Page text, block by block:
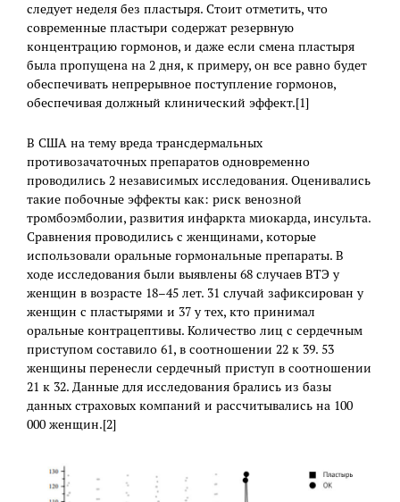
следует неделя без пластыря. Стоит отметить, что
современные пластыри содержат резервную
концентрацию гормонов, и даже если смена пластыря
была пропущена на 2 дня, к примеру, он все равно будет
обеспечивать непрерывное поступление гормонов,
обеспечивая должный клинический эффект.[1]
В США на тему вреда трансдермальных
противозачаточных препаратов одновременно
проводились 2 независимых исследования. Оценивались
такие побочные эффекты как: риск венозной
тромбоэмболии, развития инфаркта миокарда, инсульта.
Сравнения проводились с женщинами, которые
использовали оральные гормональные препараты. В
ходе исследования были выявлены 68 случаев ВТЭ у
женщин в возрасте 18–45 лет. 31 случай зафиксирован у
женщин с пластырями и 37 у тех, кто принимал
оральные контрацептивы. Количество лиц с сердечным
приступом составило 61, в соотношении 22 к 39. 53
женщины перенесли сердечный приступ в соотношении
21 к 32. Данные для исследования брались из базы
данных страховых компаний и рассчитывались на 100
000 женщин.[2]